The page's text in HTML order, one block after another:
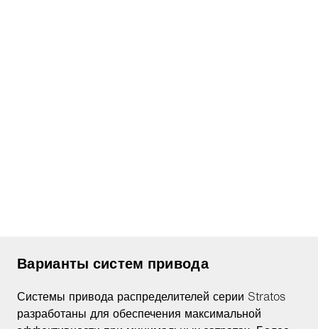
Варианты систем привода
Системы привода распределителей серии Stratos
разработаны для обеспечения максимальной